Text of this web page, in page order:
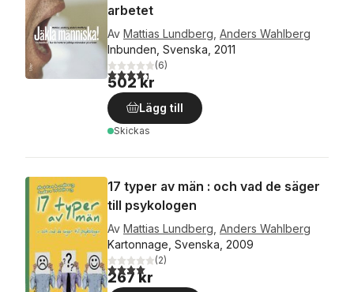
arbetet
Av Mattias Lundberg Anders Wahlberg
Inbunden, Svenska, 2011
4,3utav 5 stjärnor. Totalt antal röster:
(6)
502 kr
Lägg till
Skickas
17 typer av män : och vad de säger
till psykologen
Av Mattias Lundberg Anders Wahlberg
Kartonnage, Svenska, 2009
4,0utav 5 stjärnor. Totalt antal röster:
(2)
267 kr